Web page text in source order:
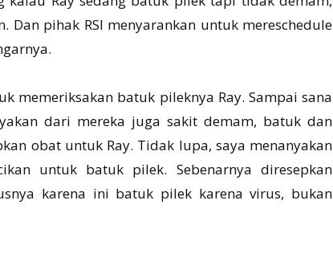
pihak RSI menyarankan untuk mereschedule
memeriksakan batuk pileknya Ray. Sampai sana
dari mereka juga sakit demam, batuk dan
obat untuk Ray. Tidak lupa, saya menanyakan
untuk batuk pilek. Sebenarnya diresepkan
karena ini batuk pilek karena virus, bukan